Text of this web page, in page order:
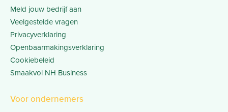
Meld jouw bedrijf aan
Veelgestelde vragen
Privacyverklaring
Openbaarmakingsverklaring
Cookiebeleid
Smaakvol NH Business
Voor ondernemers